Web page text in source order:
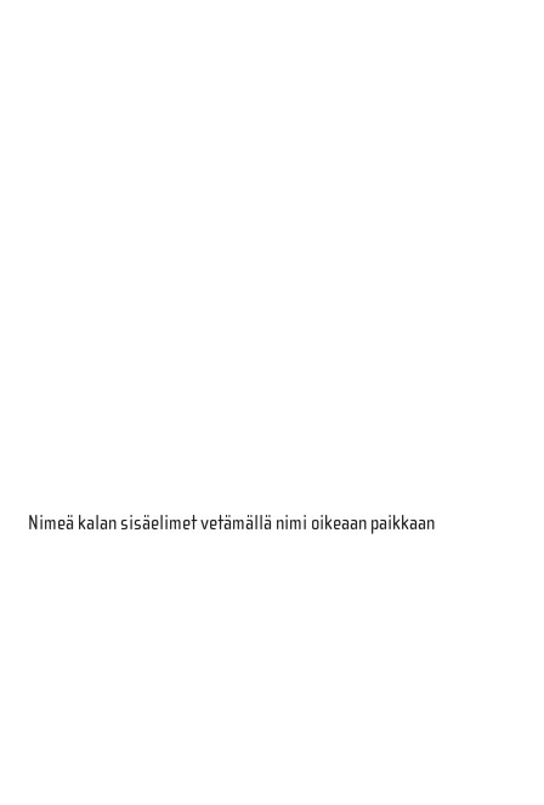
Nimeä kalan sisäelimet vetämällä nimi oikeaan paikkaan